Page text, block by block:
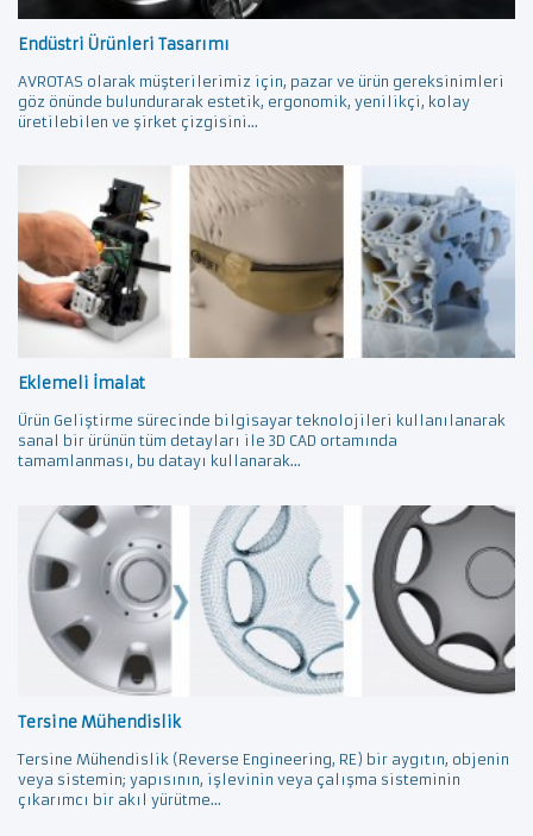
Endüstri Ürünleri Tasarımı
AVROTAS olarak müşterilerimiz için, pazar ve ürün gereksinimleri
göz önünde bulundurarak estetik, ergonomik, yenilikçi, kolay
üretilebilen ve şirket çizgisini...
Eklemeli İmalat
Ürün Geliştirme sürecinde bilgisayar teknolojileri kullanılanarak
sanal bir ürünün tüm detayları ile 3D CAD ortamında
tamamlanması, bu datayı kullanarak...
Tersine Mühendislik
Tersine Mühendislik (Reverse Engineering, RE) bir aygıtın, objenin
veya sistemin; yapısının, işlevinin veya çalışma sisteminin
çıkarımcı bir akıl yürütme...